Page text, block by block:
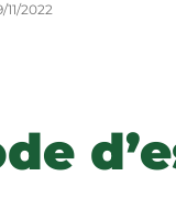
11/2022